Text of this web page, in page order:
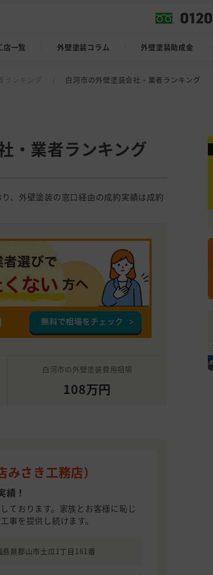
店一覧 外壁塗装コラム 外壁塗装助成金
白河市の外壁塗装会社・業者ランキング
・業者ランキング
、外壁塗装の窓口経由の成約実績は成約
白河市の外壁塗装費用相場
108万円
さき工務店）
績！
ております。家族とお客様に恥じ
事を提供し続けます。
県郡山市土瓜1丁目161番